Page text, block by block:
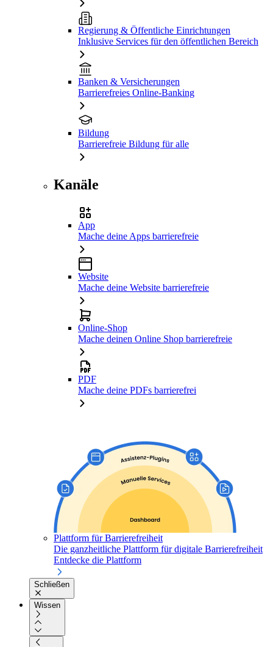
Regierung & Öffentliche Einrichtungen
Inklusive Services für den öffentlichen Bereich
Banken & Versicherungen
Barrierefreies Online-Banking
Bildung
Barrierefreie Bildung für alle
Kanäle
App
Mache deine Apps barrierefreie
Website
Mache deine Website barrierefreie
Online-Shop
Mache deinen Online Shop barrierefreie
PDF
Mache deine PDFs barrierefrei
Plattform für Barrierefreiheit
Die ganzheitliche Plattform für digitale Barrierefreiheit
Entdecke die Plattform
Schließen
Wissen